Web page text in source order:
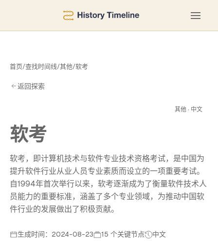
首页/查找时间线/其他/软考
返回探索
其他 · 中文
软考
软考，即计算机技术与软件专业技术资格考试，是中国为
提升软件行业从业人员专业素质而设立的一项重要考试。
自1994年首次举行以来，软考逐渐成为了衡量软件技术人
员能力的重要标准，涵盖了多个专业领域，为推动中国软
件行业的发展做出了积极贡献。
生成时间：2024-08-23 15 个关键节点 中文